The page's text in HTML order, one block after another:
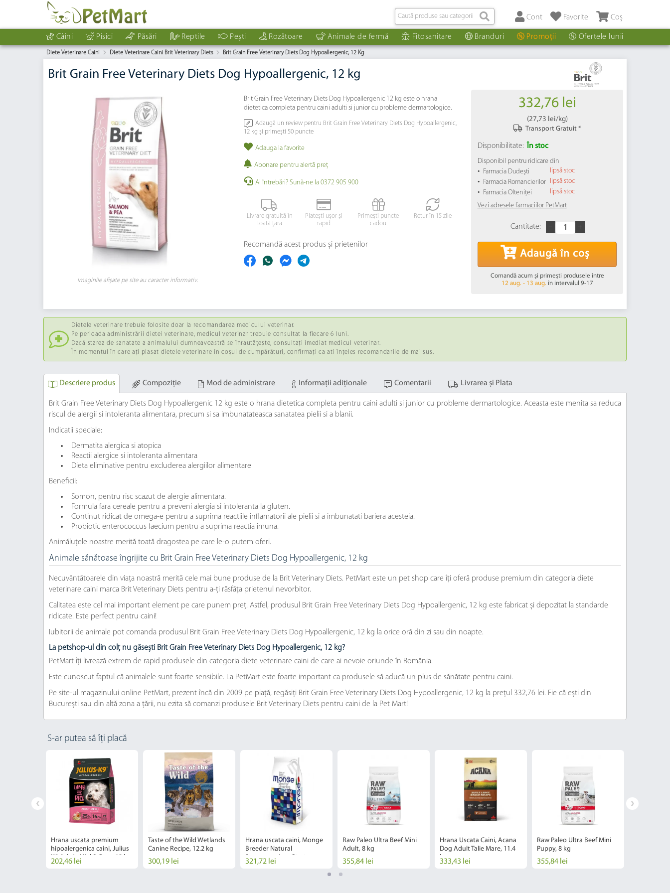
Coș
Favorite
Cont
Câini Pisici Păsări Reptile Pești Rozătoare Animale de fermă Fitosanitare Branduri Promoții Ofertele lunii
Diete Veterinare Caini Diete Veterinare Caini Brit Veterinary Diets Brit Grain Free Veterinary Diets Dog Hypoallergenic, 12 Kg
Brit Grain Free Veterinary Diets Dog Hypoallergenic, 12 kg
Imaginile afișate pe site au caracter informativ.
332,76 lei
(27,73 lei/kg)
Transport Gratuit *
Disponibilitate: În stoc
Disponibil pentru ridicare din
• Farmacia Dudești lipsă stoc
• Farmacia Romancierilor lipsă stoc
• Farmacia Olteniței
lipsă stoc
Vezi adresele farmaciilor PetMart
Cantitate:
Adaugă în coș
Comandă acum și primești produsele între
12 aug. - 13 aug.în intervalul 9-17
Brit Grain Free Veterinary Diets Dog Hypoallergenic 12 kg este o hrana
dietetica completa pentru caini adulti si junior cu probleme dermartologice.
Adaugă un review pentru Brit Grain Free Veterinary Diets Dog Hypoallergenic,
12 kg și primești 50 puncte
Adauga la favorite
Abonare pentru alertă preţ
Ai întrebări? Sună-ne la 0372 905 900
Livrare gratuită în
toată țara
Platești ușor și
rapid
Primești puncte
cadou
Retur în 15 zile
Recomandă acest produs și prietenilor
Dietele veterinare trebuie folosite doar la recomandarea medicului veterinar.
Pe perioada administrării dietei veterinare, medicul veterinar trebuie consultat la fiecare 6 luni.
Dacă starea de sanatate a animalului dumneavoastră se înrautățește, consultați imediat medicul veterinar.
În momentul în care ați plasat dietele veterinare în coșul de cumpărături, confirmați ca ati înțeles recomandarile de mai sus.
Descriere produs Compoziție Mod de administrare Informaţii adiţionale Comentarii Livrarea și Plata
Brit Grain Free Veterinary Diets Dog Hypoallergenic 12 kg este o hrana dietetica completa pentru caini adulti si junior cu probleme dermartologice. Aceasta este menita sa reduca
riscul de alergii si intoleranta alimentara, precum si sa imbunatateasca sanatatea pielii si a blanii.
Indicatii speciale:
Dermatita alergica si atopica
Reactii alergice si intoleranta alimentara
Dieta eliminative pentru excluderea alergiilor alimentare
Beneficii:
Somon, pentru risc scazut de alergie alimentara.
Formula fara cereale pentru a preveni alergia si intoleranta la gluten.
Continut ridicat de omega-e pentru a suprima reactiile inflamatorii ale pielii si a imbunatati bariera acesteia.
Probiotic enterococcus faecium pentru a suprima reactia imuna.
Animăluțele noastre merită toată dragostea pe care le-o putem oferi.
Animale sănătoase îngrijite cu Brit Grain Free Veterinary Diets Dog Hypoallergenic, 12 kg
Necuvântătoarele din viața noastră merită cele mai bune produse de la Brit Veterinary Diets. PetMart este un pet shop care îți oferă produse premium din categoria diete
veterinare caini marca Brit Veterinary Diets pentru a-ți răsfăța prietenul nevorbitor.
Calitatea este cel mai important element pe care punem preț. Astfel, produsul Brit Grain Free Veterinary Diets Dog Hypoallergenic, 12 kg este fabricat și depozitat la standarde
ridicate. Este perfect pentru caini!
Iubitorii de animale pot comanda produsul Brit Grain Free Veterinary Diets Dog Hypoallergenic, 12 kg la orice oră din zi sau din noapte.
La petshop-ul din colț nu găsești Brit Grain Free Veterinary Diets Dog Hypoallergenic, 12 kg?
PetMart îți livrează extrem de rapid produsele din categoria diete veterinare caini de care ai nevoie oriunde în România.
Este cunoscut faptul că animalele sunt foarte sensibile. La PetMart este foarte important ca produsele să aducă un plus de sănătate pentru caini.
Pe site-ul magazinului online PetMart, prezent încă din 2009 pe piață, regăsiți Brit Grain Free Veterinary Diets Dog Hypoallergenic, 12 kg la prețul 332,76 lei. Fie că ești din
București sau din altă zona a țării, nu ezita să comanzi produsele Brit Veterinary Diets pentru caini de la Pet Mart!
S-ar putea să îți placă
Hrana uscata premium
hipoalergenica caini, Julius
K9 Adult, Miel & Orez, 12 kg
202,46 lei
Taste of the Wild Wetlands
Canine Recipe, 12.2 kg
300,19 lei
Hrana uscata caini, Monge
Breeder Natural
Superpremium Starter
Mediu, Pui, 15 kg
321,72 lei
Raw Paleo Ultra Beef Mini
Adult, 8 kg
355,84 lei
Hrana Uscata Caini, Acana
Dog Adult Talie Mare, 11.4
kg
333,43 lei
Raw Paleo Ultra Beef Mini
Puppy, 8 kg
355,84 lei